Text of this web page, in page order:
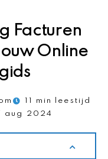
Facturen
Online
11 min leestijd
aug 2024